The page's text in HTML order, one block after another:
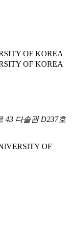
43 다솔관 D237호
OF